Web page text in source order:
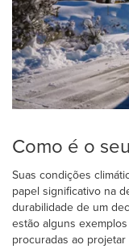
Como é o
Suas condições
papel significativo na
durabilidade de um
estão alguns
procuradas ao